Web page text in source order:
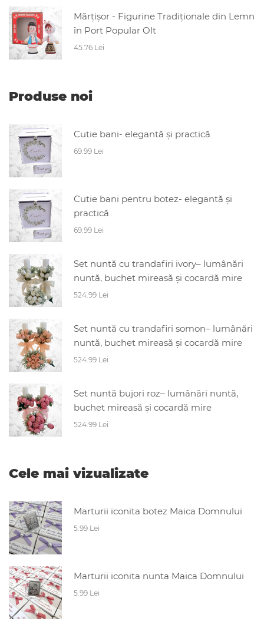
Mărțișor - Figurine Tradiționale din Lemn
în Port Popular Olt
45.76 Lei
Produse noi
Cutie bani- elegantă și practică
69.99 Lei
Cutie bani pentru botez- elegantă și
practică
69.99 Lei
Set nuntă cu trandafiri ivory– lumânări
nuntă, buchet mireasă și cocardă mire
524.99 Lei
Set nuntă cu trandafiri somon– lumânări
nuntă, buchet mireasă și cocardă mire
524.99 Lei
Set nuntă bujori roz– lumânări nuntă,
buchet mireasă și cocardă mire
524.99 Lei
Cele mai vizualizate
Marturii iconita botez Maica Domnului
5.99 Lei
Marturii iconita nunta Maica Domnului
5.99 Lei